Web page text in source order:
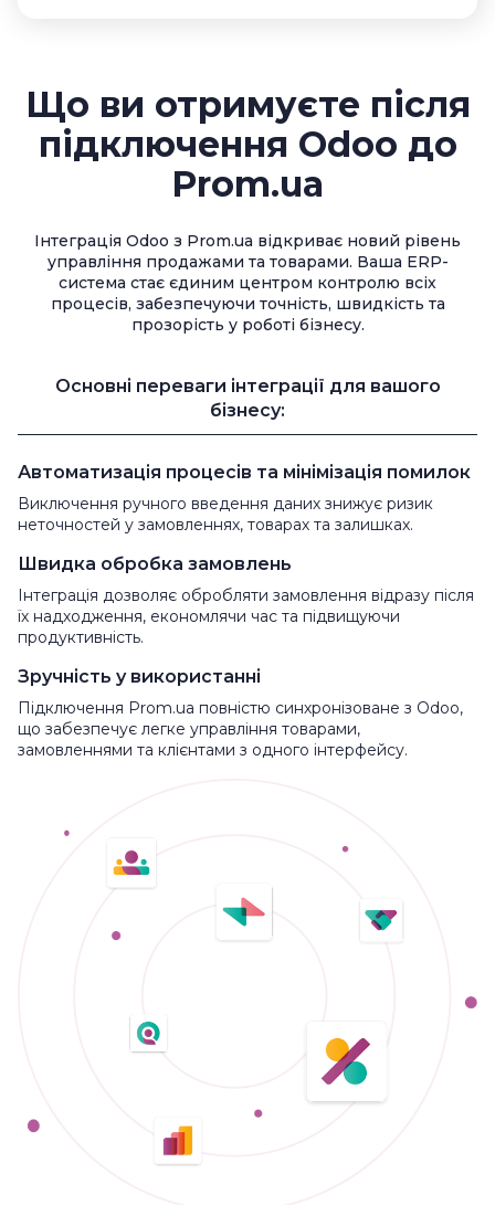
Що ви отримуєте після
підключення Odoo до
Prom.ua
Інтеграція Odoo з Prom.ua відкриває новий рівень
управління продажами та товарами. Ваша ERP-
система стає єдиним центром контролю всіх
процесів, забезпечуючи точність, швидкість та
прозорість у роботі бізнесу.
Основні переваги інтеграції для вашого
бізнесу:
Автоматизація процесів та мінімізація помилок
Виключення ручного введення даних знижує ризик
неточностей у замовленнях, товарах та залишках.
Швидка обробка замовлень
Інтеграція дозволяє обробляти замовлення відразу після
їх надходження, економлячи час та підвищуючи
продуктивність.
Зручність у використанні
Підключення Prom.ua повністю синхронізоване з Odoo,
що забезпечує легке управління товарами,
замовленнями та клієнтами з одного інтерфейсу.